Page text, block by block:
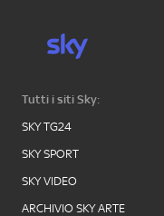
Tutti i siti Sky:
SKY TG24
SKY SPORT
SKY VIDEO
ARCHIVIO SKY ARTE